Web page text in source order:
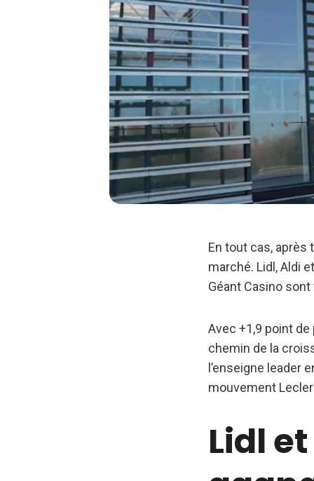
En tout cas,
marché. Lidl, Aldi
Géant Casino
Avec +1,9 point
chemin de la
l’enseigne leader
mouvement
Lidl